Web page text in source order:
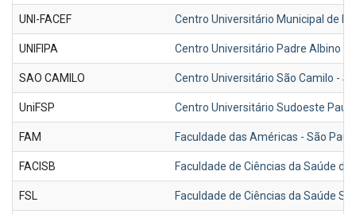
UNI-FACEF Centro Universitário Municipal de
UNIFIPA Centro Universitário Padre Albino -
SAO CAMILO Centro Universitário São Camilo -
UniFSP Centro Universitário Sudoeste
FAM Faculdade das Américas - São
FACISB Faculdade de Ciências da Saúde
FSL Faculdade de Ciências da Saúde